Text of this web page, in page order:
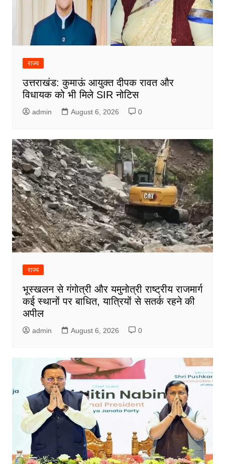
राज्य
उत्तराखंड: कुमाऊं आयुक्त दीपक रावत और
विधायक को भी मिले SIR नोटिस
admin August 6, 2026 0
राज्य
भूस्खलन से गंगोत्री और यमुनोत्री राष्ट्रीय राजमार्ग
कई स्थानों पर बाधित, यात्रियों से सतर्क रहने की
अपील
admin August 6, 2026 0